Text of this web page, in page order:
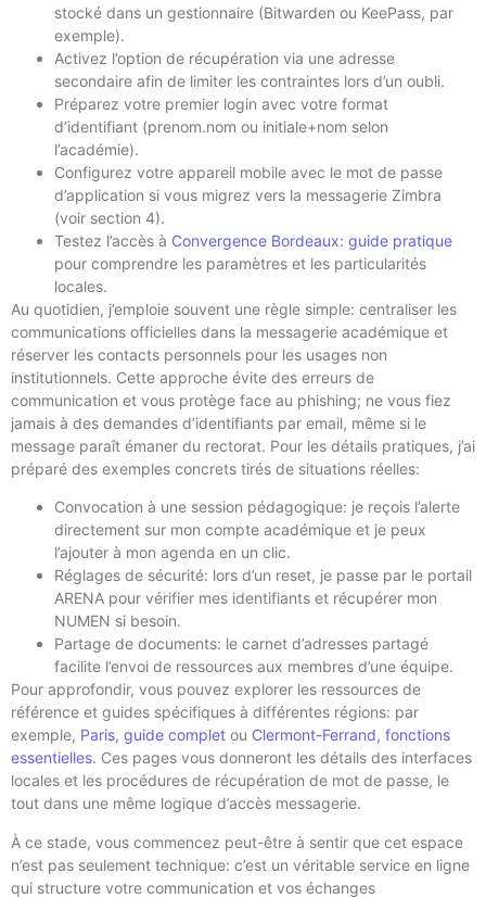
stocké dans un gestionnaire (Bitwarden ou KeePass, par
exemple).
Activez l’option de récupération via une adresse
secondaire afin de limiter les contraintes lors d’un oubli.
Préparez votre premier login avec votre format
d’identifiant (prenom.nom ou initiale+nom selon
l’académie).
Configurez votre appareil mobile avec le mot de passe
d’application si vous migrez vers la messagerie Zimbra
(voir section 4).
Testez l’accès à Convergence Bordeaux: guide pratique
pour comprendre les paramètres et les particularités
locales.
Au quotidien, j’emploie souvent une règle simple: centraliser les
communications officielles dans la messagerie académique et
réserver les contacts personnels pour les usages non
institutionnels. Cette approche évite des erreurs de
communication et vous protège face au phishing; ne vous fiez
jamais à des demandes d’identifiants par email, même si le
message paraît émaner du rectorat. Pour les détails pratiques, j’ai
préparé des exemples concrets tirés de situations réelles:
Convocation à une session pédagogique: je reçois l’alerte
directement sur mon compte académique et je peux
l’ajouter à mon agenda en un clic.
Réglages de sécurité: lors d’un reset, je passe par le portail
ARENA pour vérifier mes identifiants et récupérer mon
NUMEN si besoin.
Partage de documents: le carnet d’adresses partagé
facilite l’envoi de ressources aux membres d’une équipe.
Pour approfondir, vous pouvez explorer les ressources de
référence et guides spécifiques à différentes régions: par
exemple, Paris, guide complet ou Clermont-Ferrand, fonctions
essentielles. Ces pages vous donneront les détails des interfaces
locales et les procédures de récupération de mot de passe, le
tout dans une même logique d’accès messagerie.
À ce stade, vous commencez peut-être à sentir que cet espace
n’est pas seulement technique: c’est un véritable service en ligne
qui structure votre communication et vos échanges